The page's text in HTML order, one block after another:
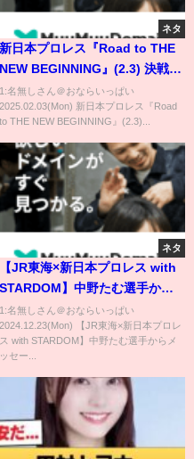
ネタ
新日本プロレス『Road to THE
NEW BEGINNING』(2.3) 決戦前
夜 #shorts
1:名無しさん＠おならいっぱい
2025.02.03(Mon) 新日本プロレス『Road
to THE NEW BEGINNING』(2.3)...
ネタ
【JR東海×新日本プロレス with
STARDOM】中野たむ選手から
メッセージ！【推し旅】
1:名無しさん＠おならいっぱい
2024.12.23(Mon) 【JR東海×新日本プロレ
ス with STARDOM】中野たむ選手からメ
ッセー...